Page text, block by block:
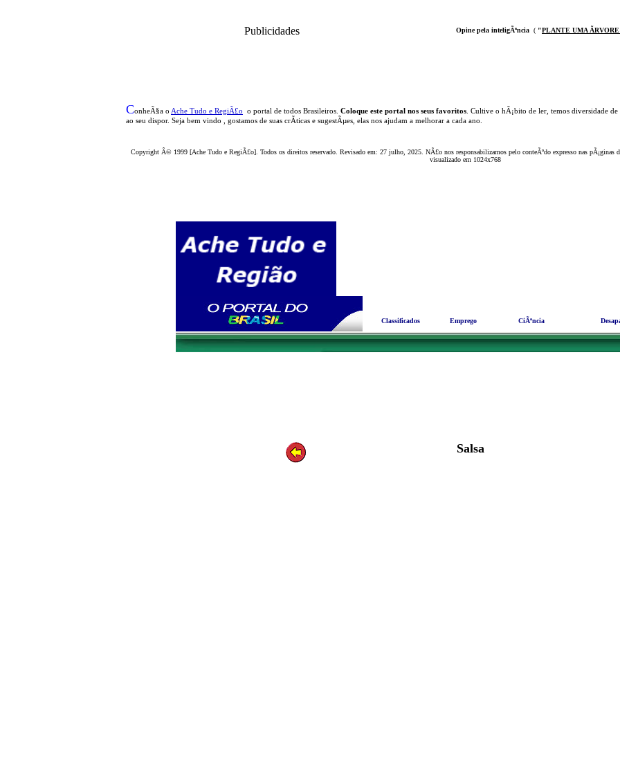
Publicidades Opine pela inteligÃªncia ( "PLANTE UMA ÃRVOR
ConheÃ§a o Ache Tudo e RegiÃ£o o portal de todos Brasileiros. Coloque este portal nos seus favoritos . Cultive o hÃ¡bito de ler, temos diversidade
ao seu dispor. Seja bem vindo , gostamos de suas crÃ­ticas e sugestÃµes, elas nos ajudam a melhorar a cada ano.
Copyright Â© 1999 [Ache Tudo e RegiÃ£o]. Todos os direitos reservado. Revisado em: 27 julho, 2025 . NÃ£o nos responsabilizamos pelo conteÃºdo expresso nas
visualizado em 1024x768
Classificados Emprego CiÃªncia
Salsa